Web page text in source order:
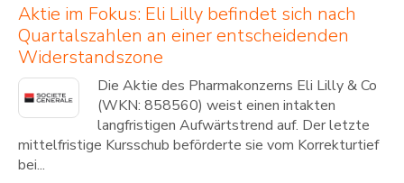
Aktie im Fokus: Eli Lilly befindet sich nach
Quartalszahlen an einer entscheidenden
Widerstandszone
Die Aktie des Pharmakonzerns Eli Lilly & Co
(WKN: 858560) weist einen intakten
langfristigen Aufwärtstrend auf. Der letzte
mittelfristige Kursschub beförderte sie vom Korrekturtief
bei...